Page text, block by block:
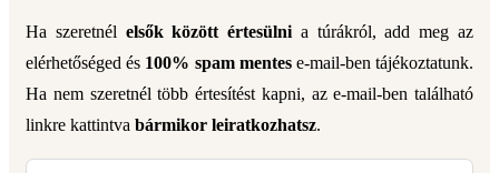
Ha szeretnél elsők között értesülni a túrákról, add meg az
elérhetőséged és 100% spam mentese-mail-ben tájékoztatunk.
Ha nem szeretnél több értesítést kapni, az e-mail-ben található
linkre kattintva bármikor leiratkozhatsz.